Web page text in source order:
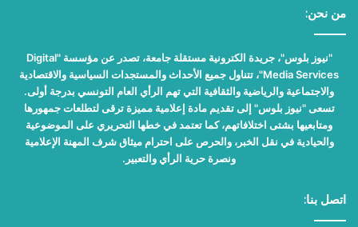
من نحن:
"نيوز بلوس"، جريدة الكترونية مستقلة جامعة، تصدر عن مؤسسة "Digital
Media Services"، تتناول جميع الأحداث والمستجدات السياسية والاقتصادية
والاجتماعية والرياضية والثقافية التي تهم الرأي العام التونسي بدرجة أولى.
تسعى "نيوز بلوس" إلى تقديم مادة إعلامية مميزة ترقى لتطلعات جمهورها
ومتابعيها بشتى اختلافاتهم، كما تعتمد في خطها التحريري على الموضوعية
والحيادية في نقل الخبر، والحرص على احترام ميثاق شرف المهنة الإعلامية
ونصرة حرية الرأي والتعبير.
اتصل بنا: